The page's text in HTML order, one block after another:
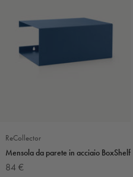
ReCollector
Mensola da parete in acciaio BoxShelf
Prezzo scontato
84 €